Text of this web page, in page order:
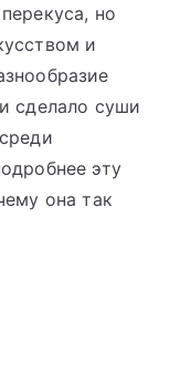
но
и
сделало суши
эту
она так